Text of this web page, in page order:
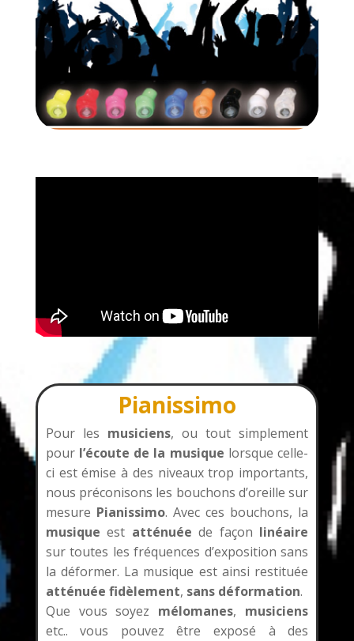
Pianissimo
Pour les musiciens, ou tout simplement
pour l’écoute de la musique lorsque celle-
ci est émise à des niveaux trop importants,
nous préconisons les bouchons d’oreille sur
mesure Pianissimo. Avec ces bouchons, la
musique est atténuée de façon linéaire
sur toutes les fréquences d’exposition sans
la déformer. La musique est ainsi restituée
atténuée fidèlement, sans déformation.
Que vous soyez mélomanes, musiciens
etc.. vous pouvez être exposé à des